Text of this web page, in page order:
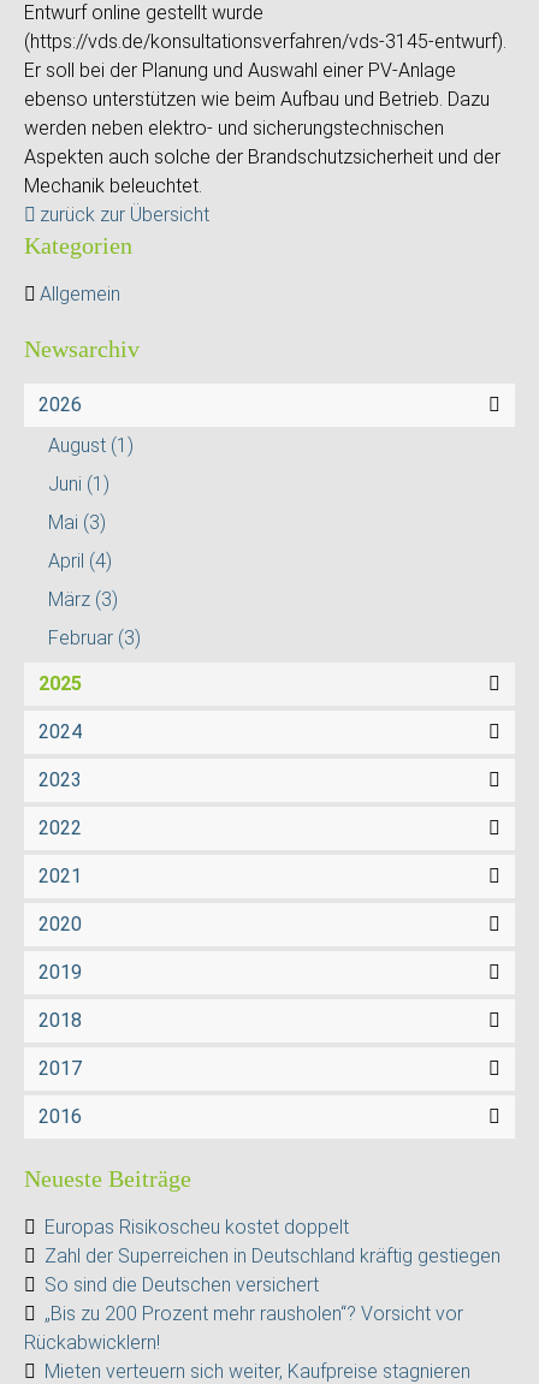
Entwurf online gestellt wurde
(https://vds.de/konsultationsverfahren/vds-3145-entwurf).
Er soll bei der Planung und Auswahl einer PV-Anlage
ebenso unterstützen wie beim Aufbau und Betrieb. Dazu
werden neben elektro- und sicherungstechnischen
Aspekten auch solche der Brandschutzsicherheit und der
Mechanik beleuchtet.
zurück zur Übersicht
Kategorien
Allgemein
Newsarchiv
2026
August (1)
Juni (1)
Mai (3)
April (4)
März (3)
Februar (3)
2025
2024
2023
2022
2021
2020
2019
2018
2017
2016
Neueste Beiträge
Europas Risikoscheu kostet doppelt
Zahl der Superreichen in Deutschland kräftig gestiegen
So sind die Deutschen versichert
„Bis zu 200 Prozent mehr rausholen“? Vorsicht vor
Rückabwicklern!
Mieten verteuern sich weiter, Kaufpreise stagnieren